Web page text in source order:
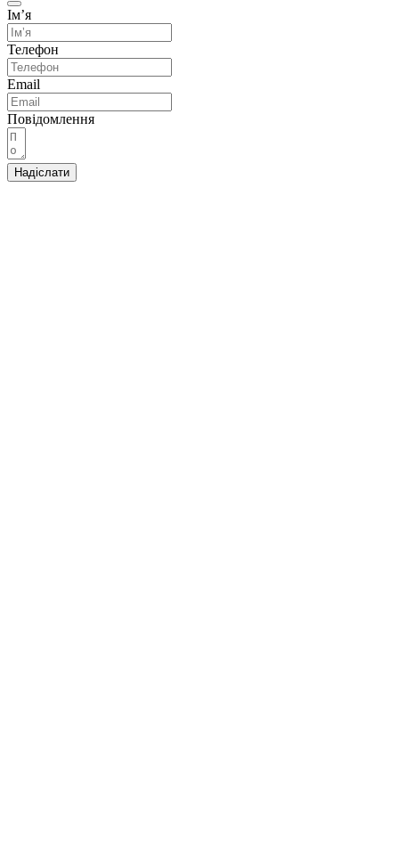
Імʼя
Телефон
Email
Повідомлення
Надіслати